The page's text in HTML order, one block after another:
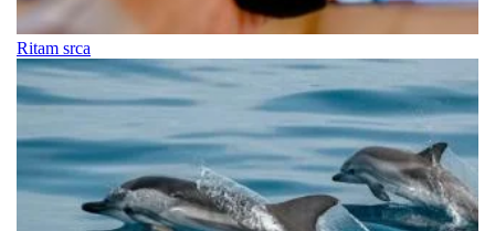
Ritam srca